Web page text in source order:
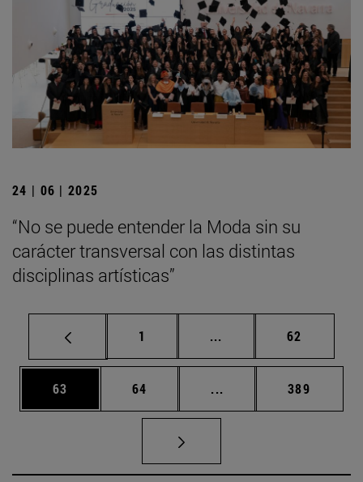
24 | 06 | 2025
“No se puede entender la Moda sin su
carácter transversal con las distintas
disciplinas artísticas”
Página
1 ... Páginas intermedias
Página
62
Página
63 Página
64 ... Páginas intermedias
Página
389